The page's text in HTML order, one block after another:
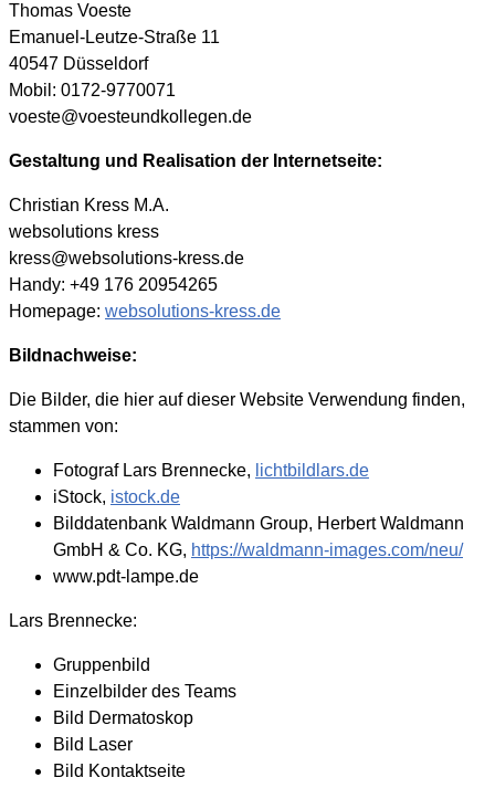
Thomas Voeste
Emanuel-Leutze-Straße 11
40547 Düsseldorf
Mobil: 0172-9770071
voeste@voesteundkollegen.de
Gestaltung und Realisation der Internetseite:
Christian Kress M.A.
websolutions kress
kress@websolutions-kress.de
Handy: +49 176 20954265
Homepage: websolutions-kress.de
Bildnachweise:
Die Bilder, die hier auf dieser Website Verwendung finden,
stammen von:
Fotograf Lars Brennecke, lichtbildlars.de
iStock, istock.de
Bilddatenbank Waldmann Group, Herbert Waldmann
GmbH & Co. KG, https://waldmann-images.com/neu/
www.pdt-lampe.de
Lars Brennecke:
Gruppenbild
Einzelbilder des Teams
Bild Dermatoskop
Bild Laser
Bild Kontaktseite